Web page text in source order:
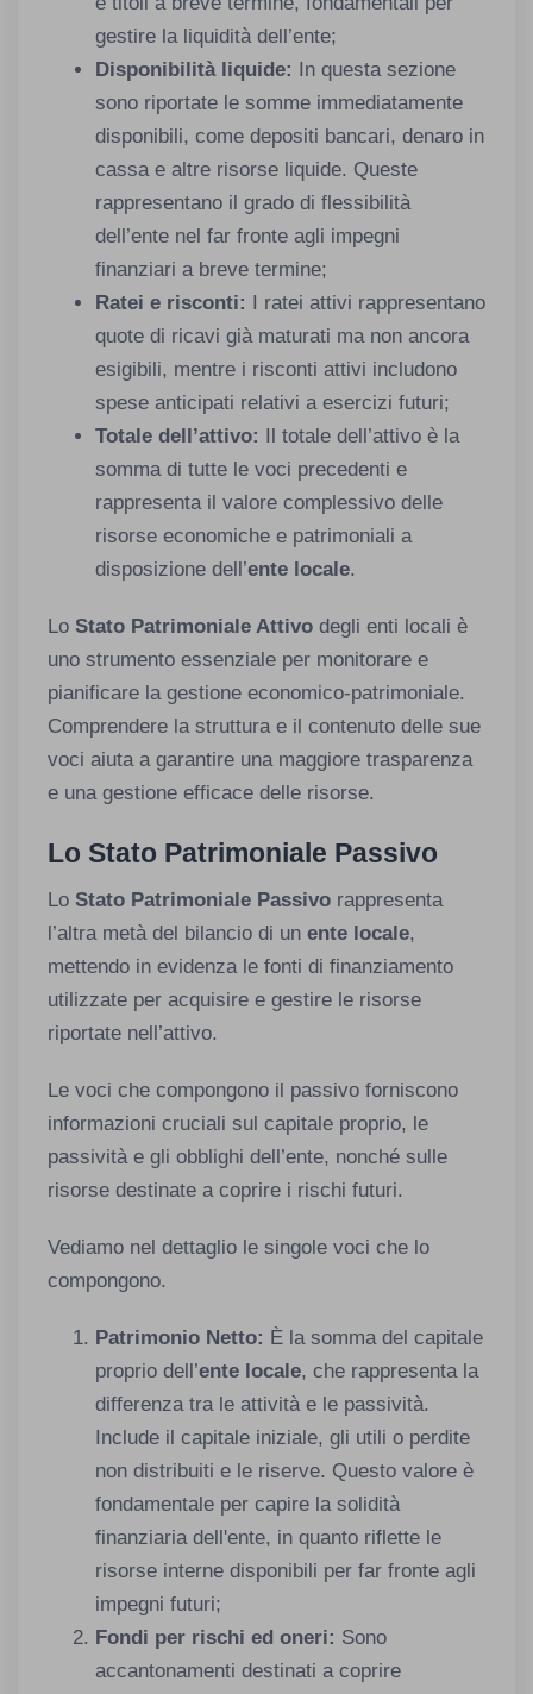
gestire la liquidità dell’ente;
Disponibilità liquide: In questa sezione
sono riportate le somme immediatamente
disponibili, come depositi bancari, denaro in
cassa e altre risorse liquide. Queste
rappresentano il grado di flessibilità
dell’ente nel far fronte agli impegni
finanziari a breve termine;
Ratei e risconti: I ratei attivi rappresentano
quote di ricavi già maturati ma non ancora
esigibili, mentre i risconti attivi includono
spese anticipati relativi a esercizi futuri;
Totale dell’attivo: Il totale dell’attivo è la
somma di tutte le voci precedenti e
rappresenta il valore complessivo delle
risorse economiche e patrimoniali a
disposizione dell’ente locale.
Lo Stato Patrimoniale Attivo degli enti locali è
uno strumento essenziale per monitorare e
pianificare la gestione economico-patrimoniale.
Comprendere la struttura e il contenuto delle sue
voci aiuta a garantire una maggiore trasparenza
e una gestione efficace delle risorse.
Lo Stato Patrimoniale Passivo
Lo Stato Patrimoniale Passivo rappresenta
l’altra metà del bilancio di un ente locale,
mettendo in evidenza le fonti di finanziamento
utilizzate per acquisire e gestire le risorse
riportate nell’attivo.
Le voci che compongono il passivo forniscono
informazioni cruciali sul capitale proprio, le
passività e gli obblighi dell’ente, nonché sulle
risorse destinate a coprire i rischi futuri.
Vediamo nel dettaglio le singole voci che lo
compongono.
Patrimonio Netto: È la somma del capitale
proprio dell’ente locale, che rappresenta la
differenza tra le attività e le passività.
Include il capitale iniziale, gli utili o perdite
non distribuiti e le riserve. Questo valore è
fondamentale per capire la solidità
finanziaria dell'ente, in quanto riflette le
risorse interne disponibili per far fronte agli
impegni futuri;
Fondi per rischi ed oneri: Sono
accantonamenti destinati a coprire